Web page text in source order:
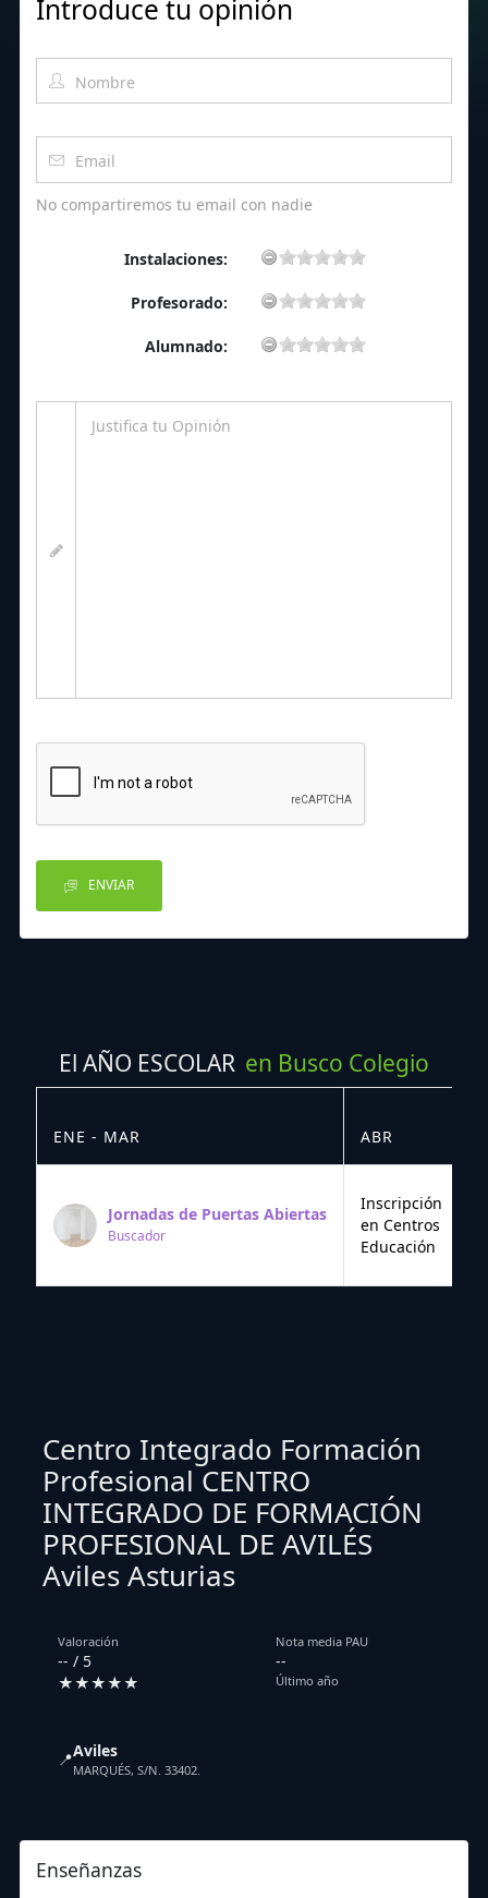
Introduce tu opinión
No compartiremos tu email con nadie
Instalaciones:
Profesorado:
Alumnado:
ENVIAR
El AÑO ESCOLAR en Busco Colegio
ENE - MAR ABR
Jornadas de Puertas Abiertas
Buscador
Inscripción
en Centros
Educación
Centro Integrado Formación
Profesional CENTRO
INTEGRADO DE FORMACIÓN
PROFESIONAL DE AVILÉS
Aviles Asturias
Valoración
-- / 5
★★★★★
Nota media PAU
--
Último año
📍Aviles
MARQUÉS, S/N. 33402.
Enseñanzas